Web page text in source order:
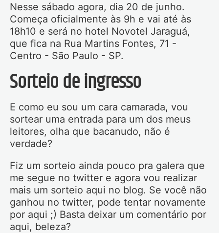
Nesse sábado agora, dia 20 de junho.
Começa oficialmente às 9h e vai até às
18h10 e será no hotel Novotel Jaraguá,
que fica na Rua Martins Fontes, 71 -
Centro - São Paulo - SP.
Sorteio de ingresso
E como eu sou um cara camarada, vou
sortear uma entrada para um dos meus
leitores, olha que bacanudo, não é
verdade?
Fiz um sorteio ainda pouco pra galera que
me segue no twitter e agora vou realizar
mais um sorteio aqui no blog. Se você não
ganhou no twitter, pode tentar novamente
por aqui ;) Basta deixar um comentário por
aqui, beleza?